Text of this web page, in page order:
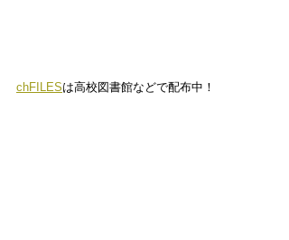
chFILESは高校図書館などで配布中！